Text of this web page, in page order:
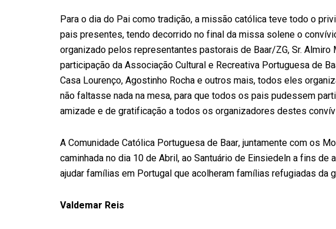
Para o dia do Pai como tradição, a missão católica teve todo o
pais presentes, tendo decorrido no final da missa solene o
organizado pelos representantes pastorais de Baar/ZG, Sr. Almiro
participação da Associação Cultural e Recreativa Portuguesa de
Casa Lourenço, Agostinho Rocha e outros mais, todos eles
não faltasse nada na mesa, para que todos os pais pudessem
amizade e de gratificação a todos os organizadores destes
A Comunidade Católica Portuguesa de Baar, juntamente com os
caminhada no dia 10 de Abril, ao Santuário de Einsiedeln a fins de
ajudar famílias em Portugal que acolheram famílias refugiadas da
Valdemar Reis